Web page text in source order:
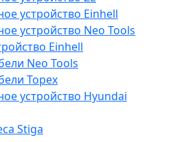
устройство Einhell
устройство Neo Tools
Einhell
Neo Tools
Topex
устройство Hyundai
Stiga